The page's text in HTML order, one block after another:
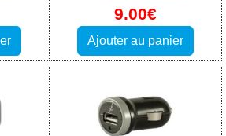
9.00€
Ajouter au panier